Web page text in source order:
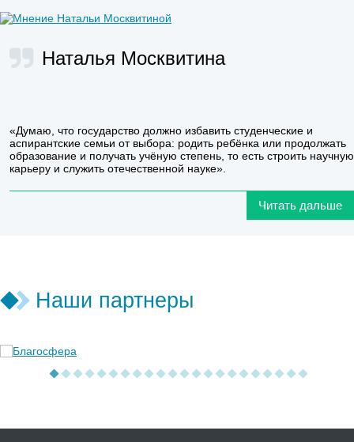
Наталья Москвитина
«Думаю, что государство должно избавить студенческие и
аспирантские семьи от выбора: родить ребёнка или продолжать
образование и получать учёную степень, то есть строить научную
карьеру и служить отечественной науке».
Читать дальше
Наши партнеры